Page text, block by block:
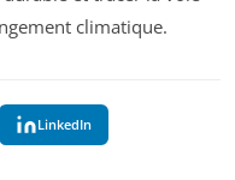
climatique.
LinkedIn